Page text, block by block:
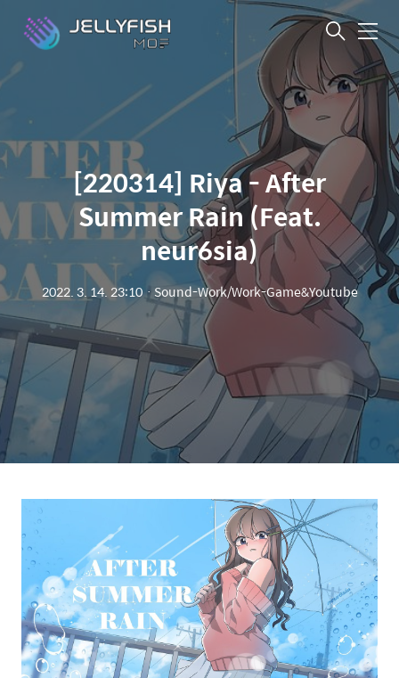
메
뉴
[220314] Riya - After
Summer Rain (Feat.
neur6sia)
2022. 3. 14. 23:10ㆍ Sound-Work/Work-Game&Youtube